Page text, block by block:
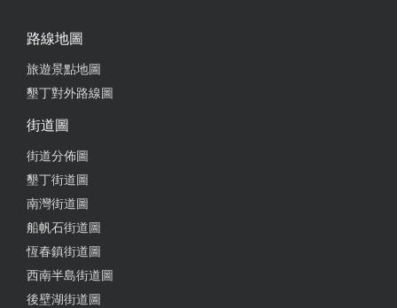
路線地圖
旅遊景點地圖
墾丁對外路線圖
街道圖
街道分佈圖
墾丁街道圖
南灣街道圖
船帆石街道圖
恆春鎮街道圖
西南半島街道圖
後壁湖街道圖